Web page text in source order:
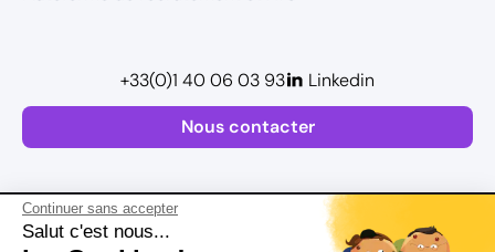
Continuer sans accepter
Salut c'est nous...
Nous contacter
+33(0)1 40 06 03 93 Linkedin